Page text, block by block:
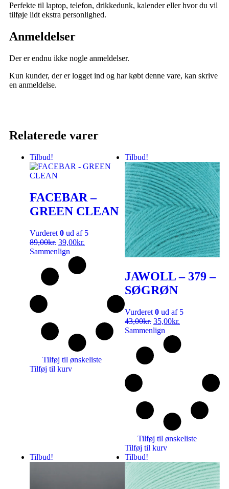
Perfekte til laptop, telefon, drikkedunk, kalender eller hvor du vil
tilføje lidt ekstra personlighed.
Anmeldelser
Der er endnu ikke nogle anmeldelser.
Kun kunder, der er logget ind og har købt denne vare, kan skrive
en anmeldelse.
Relaterede varer
Tilbud!
FACEBAR –
GREEN CLEAN
Vurderet 0 ud af 5
89,00kr. 39,00kr.
Sammenlign
Tilføj til ønskeliste
Tilføj til kurv
Tilbud!
JAWOLL – 379 –
SØGRØN
Vurderet 0 ud af 5
43,00kr. 35,00kr.
Sammenlign
Tilføj til ønskeliste
Tilføj til kurv
Tilbud!
Tilbud!